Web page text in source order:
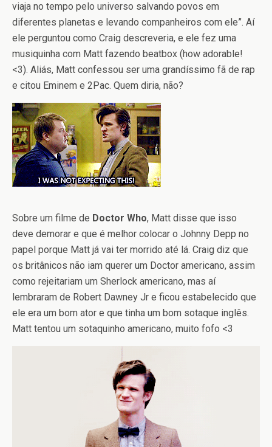
viaja no tempo pelo universo salvando povos em
diferentes planetas e levando companheiros com ele”. Aí
ele perguntou como Craig descreveria, e ele fez uma
musiquinha com Matt fazendo beatbox (how adorable!
<3). Aliás, Matt confessou ser uma grandíssimo fã de rap
e citou Eminem e 2Pac. Quem diria, não?
Sobre um filme de Doctor Who, Matt disse que isso
deve demorar e que é melhor colocar o Johnny Depp no
papel porque Matt já vai ter morrido até lá. Craig diz que
os britânicos não iam querer um Doctor americano, assim
como rejeitariam um Sherlock americano, mas aí
lembraram de Robert Dawney Jr e ficou estabelecido que
ele era um bom ator e que tinha um bom sotaque inglês.
Matt tentou um sotaquinho americano, muito fofo <3